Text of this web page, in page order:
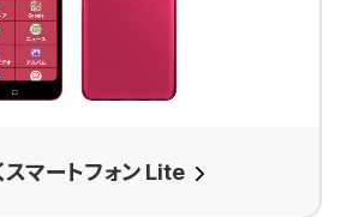
スマートフォン Lite